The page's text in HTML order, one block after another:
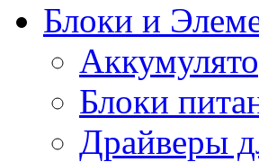
Блоки и
Блоки
Драйверы